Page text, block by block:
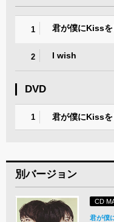
1 君が僕にKissを
2 I wish
DVD
1 君が僕にKiss
別バージョン
CD
君が僕